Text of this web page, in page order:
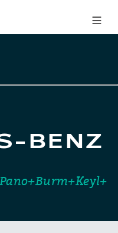
BENZ